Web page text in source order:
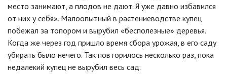
место занимают, а плодов не дают. Я уже давно избавился
от них у себя». Малоопытный в растениеводстве купец
побежал за топором и вырубил «бесполезные» деревья.
Когда же через год пришло время сбора урожая, в его саду
убирать было нечего. Так повторилось несколько раз, пока
недалекий купец не вырубил весь сад.